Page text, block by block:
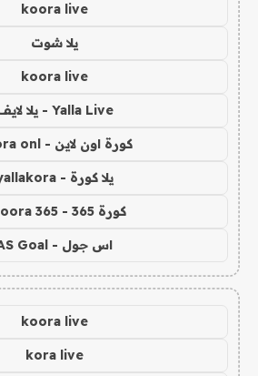
koora live
يلا شوت
koora live
Yalla Live - يلا لايف
كورة اون لاين - koora onl
يلا كورة - yallakora
كورة 365 - kooora 365
اس جول - AS Goal
koora live
kora live